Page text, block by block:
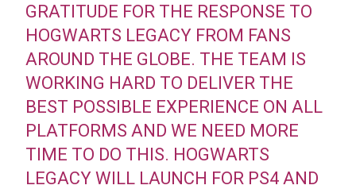
GRATITUDE FOR THE RESPONSE TO
HOGWARTS LEGACY FROM FANS
AROUND THE GLOBE. THE TEAM IS
WORKING HARD TO DELIVER THE
BEST POSSIBLE EXPERIENCE ON ALL
PLATFORMS AND WE NEED MORE
TIME TO DO THIS. HOGWARTS
LEGACY WILL LAUNCH FOR PS4 AND